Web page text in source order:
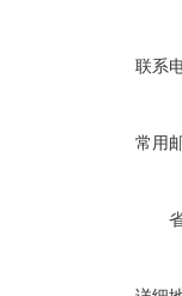
联系
常用